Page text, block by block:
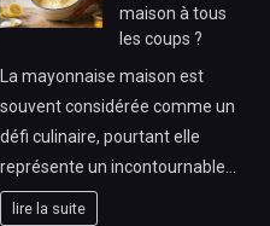
maison à tous
les coups ?
La mayonnaise maison est
souvent considérée comme un
défi culinaire, pourtant elle
représente un incontournable…
lire la suite